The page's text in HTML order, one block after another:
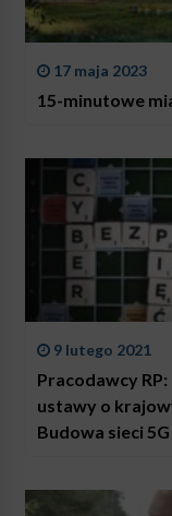
17 maja 2023
15-minutowe
9 lutego 2021
Pracodawcy
ustawy o
Budowa sieci